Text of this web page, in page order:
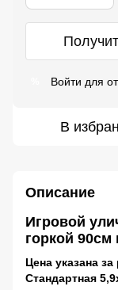
Войти для
В
Описание
Игровой
горкой 90см
Цена указана
Стандартная